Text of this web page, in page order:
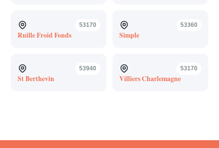
53170
Ruille Froid Fonds
53360
Simple
53940
St Berthevin
53170
Villiers Charlemagne